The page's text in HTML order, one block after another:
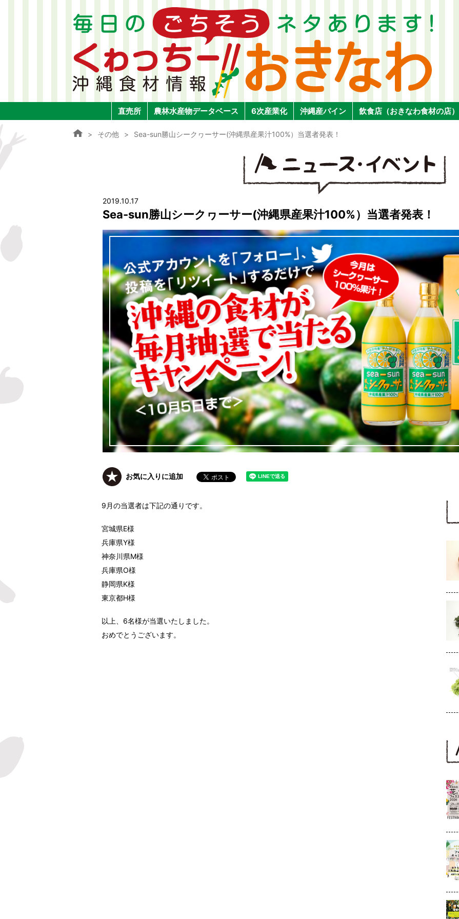
直売所 農林水産物データベース 6次産業化 沖縄産パイン 飲食店（おきなわ食材の店）
その他 Sea-sun勝山シークヮーサー(沖縄県産果汁100%）当選者発表！
2019.10.17
Sea-sun勝山シークヮーサー(沖縄県産果汁100%）当選者発表！
お気に入りに追加
9月の当選者は下記の通りです。
宮城県E様
兵庫県Y様
神奈川県M様
兵庫県O様
静岡県K様
東京都H様
以上、6名様が当選いたしました。
おめでとうございます。